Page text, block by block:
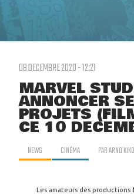
08 DECEMBRE 2020 - 12:21
MARVEL
ANNONCER
PROJETS
CE 10
NEWS CINÉMA PARARNO
Les amateurs des productions